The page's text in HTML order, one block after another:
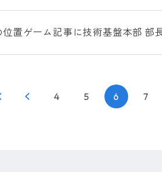
位置ゲーム記事に技術基盤本部
4 5 6 7